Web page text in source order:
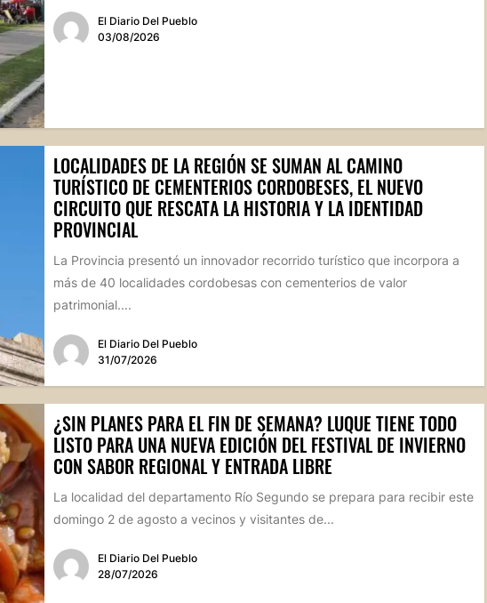
El Diario Del Pueblo
03/08/2026
LOCALIDADES DE LA REGIÓN SE SUMAN AL CAMINO
TURÍSTICO DE CEMENTERIOS CORDOBESES, EL NUEVO
CIRCUITO QUE RESCATA LA HISTORIA Y LA IDENTIDAD
PROVINCIAL
La Provincia presentó un innovador recorrido turístico que incorpora a
más de 40 localidades cordobesas con cementerios de valor
patrimonial....
El Diario Del Pueblo
31/07/2026
¿SIN PLANES PARA EL FIN DE SEMANA? LUQUE TIENE TODO
LISTO PARA UNA NUEVA EDICIÓN DEL FESTIVAL DE INVIERNO
CON SABOR REGIONAL Y ENTRADA LIBRE
La localidad del departamento Río Segundo se prepara para recibir este
domingo 2 de agosto a vecinos y visitantes de...
El Diario Del Pueblo
28/07/2026